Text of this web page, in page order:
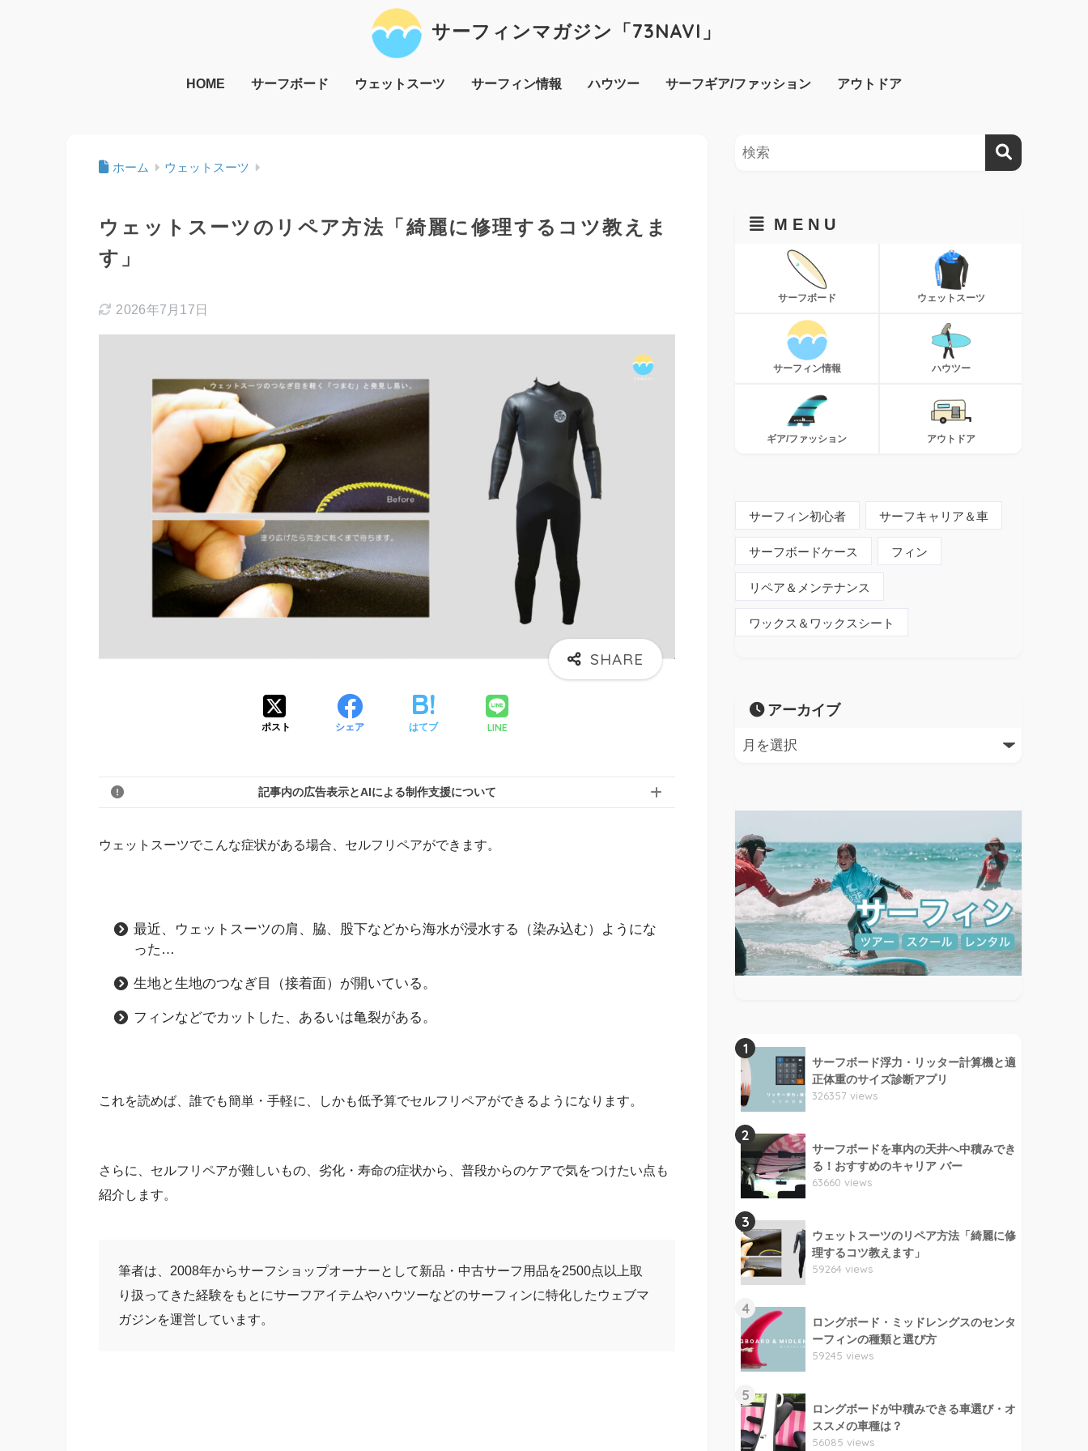
サーフィンマガジン「73NAVI」
HOME サーフボード ウェットスーツ サーフィン情報 ハウツー サーフギア/ファッション アウトドア
ホーム ウェットスーツ
ウェットスーツのリペア方法「綺麗に修理するコツ教えま
す」
2026年7月17日
ポスト シェア はてブ LINE
記事内の広告表示とAIによる制作支援について
ウェットスーツでこんな症状がある場合、セルフリペアができます。
最近、ウェットスーツの肩、脇、股下などから海水が浸水する（染み込む）ようにな
った…
生地と生地のつなぎ目（接着面）が開いている。
フィンなどでカットした、あるいは亀裂がある。
これを読めば、誰でも簡単・手軽に、しかも低予算でセルフリペアができるようになります。
さらに、セルフリペアが難しいもの、劣化・寿命の症状から、普段からのケアで気をつけたい点も
紹介します。
筆者は、2008年からサーフショップオーナーとして新品・中古サーフ用品を2500点以上取
り扱ってきた経験をもとにサーフアイテムやハウツーなどのサーフィンに特化したウェブマ
ガジンを運営しています。
M E N U
サーフボード ウェットスーツ
サーフィン情報 ハウツー
ギア/ファッション アウトドア
サーフィン初心者 サーフキャリア＆車
サーフボードケース フィン
リペア＆メンテナンス
ワックス＆ワックスシート
アーカイブ
1
サーフボード浮力・リッター計算機と適
正体重のサイズ診断アプリ
326357 views
2
サーフボードを車内の天井へ中積みでき
る！おすすめのキャリア バー
63660 views
3
ウェットスーツのリペア方法「綺麗に修
理するコツ教えます」
59264 views
4
ロングボード・ミッドレングスのセンタ
ーフィンの種類と選び方
59245 views
5
ロングボードが中積みできる車選び・オ
ススメの車種は？
56085 views